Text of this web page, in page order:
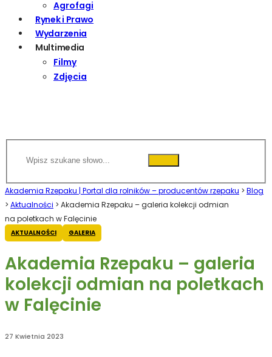
Agrofagi
Rynek i Prawo
Wydarzenia
Multimedia
Filmy
Zdjęcia
Akademia Rzepaku | Portal dla rolników – producentów rzepaku > Blog
> Aktualności > Akademia Rzepaku – galeria kolekcji odmian
na poletkach w Falęcinie
AKTUALNOŚCI GALERIA
Akademia Rzepaku – galeria
kolekcji odmian na poletkach
w Falęcinie
27 Kwietnia 2023